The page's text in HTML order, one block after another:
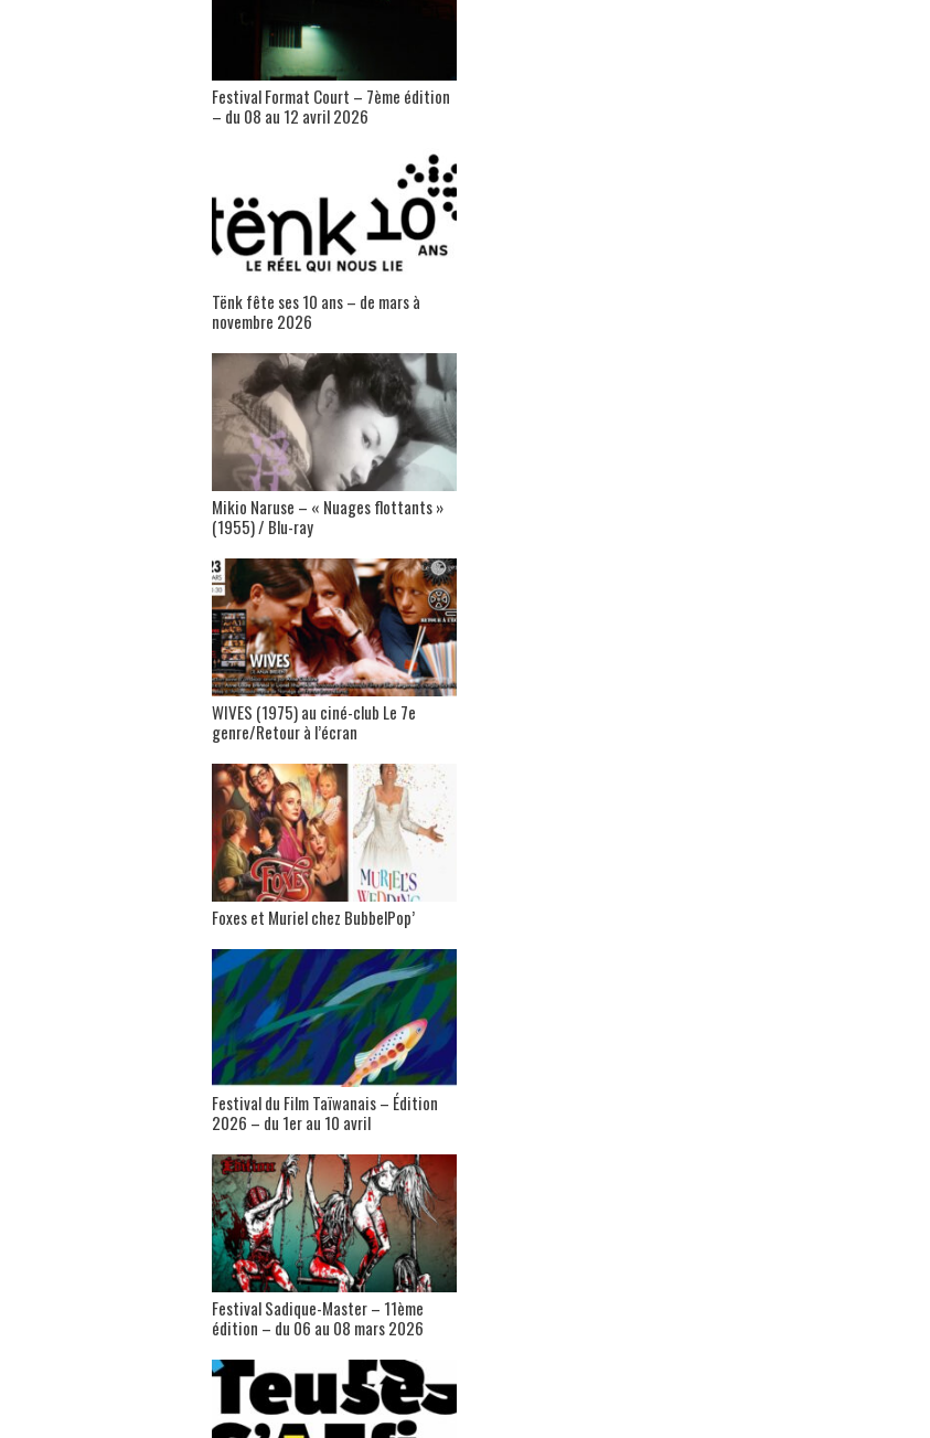
Festival Format Court – 7ème édition
– du 08 au 12 avril 2026
Tënk fête ses 10 ans – de mars à
novembre 2026
Mikio Naruse – « Nuages flottants »
(1955) / Blu-ray
WIVES (1975) au ciné-club Le 7e
genre/Retour à l’écran
Foxes et Muriel chez BubbelPop’
Festival du Film Taïwanais – Édition
2026 – du 1er au 10 avril
Festival Sadique-Master – 11ème
édition – du 06 au 08 mars 2026